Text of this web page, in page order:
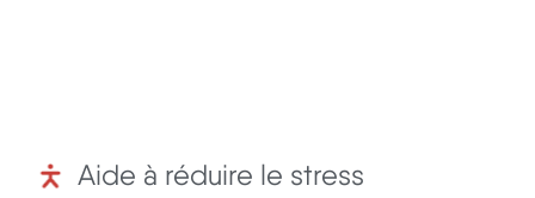
Aide à réduire le stress